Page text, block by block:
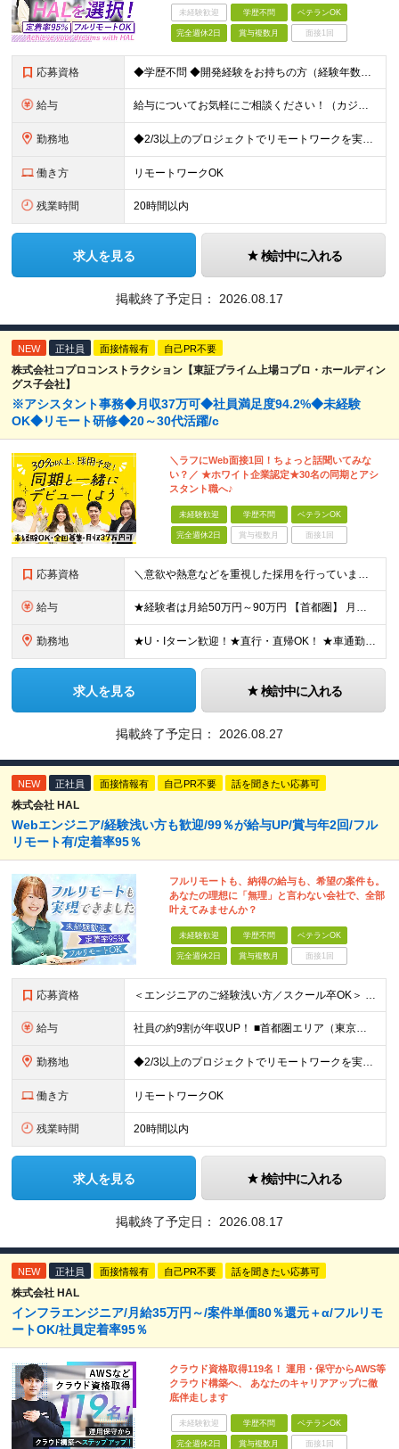
未経験歓迎 学歴不問 ベテランOK
完全週休2日 賞与複数月 面接1回
応募資格 ◆学歴不問 ◆開発経験をお持ちの方（経験年数不問） ＜こんな方は大歓迎！＞ ◎今の収入をもっと増やしたい ◎もっと上流の案件で活躍したい ◎将来のキャリアにつながる案件に携わりたい ◎自分のやりたい
給与 給与についてお気軽にご相談ください！（カジュアル面談可能） 月給35万円～＋各種手当＋賞与2回 ※固定残業代は、時間外労働の有無に関わらず40時間分を87,500円～支給 ※超過分は別途支給 ※試用
勤務地 ◆2/3以上のプロジェクトでリモートワークを実施中！ ≪自社拠点≫ ・東京本社／東京都千代田区丸の内二丁目6番1号 丸の内パークビルディング6階 ・関西支社／⼤阪府⼤阪市中央区安⼟町2-3-13 ⼤
働き方 リモートワークOK
残業時間 20時間以内
求人を見る 検討中に入れる
掲載終了予定日： 2026.08.17
NEW 正社員 面接情報有 自己PR不要
株式会社コプロコンストラクション【東証プライム上場コプロ・ホールディン
グス子会社】
※アシスタント事務◆月収37万可◆社員満足度94.2%◆未経験
OK◆リモート研修◆20～30代活躍/c
＼ラフにWeb面接1回！ちょっと話聞いてみな
い？／ ★ホワイト企業認定★30名の同期とアシ
スタント職へ♪
未経験歓迎 学歴不問 ベテランOK
完全週休2日 賞与複数月 面接1回
応募資格 ＼意欲や熱意などを重視した採用を行っています／ ●未経験・第二新卒歓迎 ●学歴・年齢・転職回数は一切不問です！ ※新卒の方もご応募可能 （待遇・募集要項等は別途ご案内いたします） ※入社時期は柔軟に対
給与 ★経験者は月給50万円～90万円 【首都圏】 月給30万1230円〜 ⇒基本22万7000円+地域6万4230円+皆勤1万円 【群馬/栃木/茨城】 月給28万1090円〜 ⇒基本23万4000円+
勤務地 ★U・Iターン歓迎！★直行・直帰OK！ ★車通勤可能のエリアもあり！★出張なしの働き方も可能 全国47都道府県の各プロジェクト（転勤なし！勤務地に対する希望も実現可能！） 「自宅から1時間以内で通え
求人を見る 検討中に入れる
掲載終了予定日： 2026.08.27
NEW 正社員 面接情報有 自己PR不要 話を聞きたい応募可
株式会社 HAL
Webエンジニア/経験浅い方も歓迎/99％が給与UP/賞与年2回/フル
リモート有/定着率95％
フルリモートも、納得の給与も、希望の案件も。
あなたの理想に「無理」と言わない会社で、全部
叶えてみませんか？
未経験歓迎 学歴不問 ベテランOK
完全週休2日 賞与複数月 面接1回
応募資格 ＜エンジニアのご経験浅い方／スクール卒OK＞ ◆学歴不問 ◆未経験OK ＜こんな方は大歓迎！＞ ◎今の収入に不満がある方 ◎新しい言語・スキルに挑戦したい方 ◎腰を据えて活躍したい方 ◎頑張りを評価
給与 社員の約9割が年収UP！ ■首都圏エリア（東京、神奈川、千葉、埼玉勤務） 月給25万円～26万円（固定残業代含む） ※固定残業代は、時間外労働の有無に関わらず17時間分を30,000円～31,200
勤務地 ◆2/3以上のプロジェクトでリモートワークを実施中！ ≪自社拠点≫ ・東京本社／東京都千代田区丸の内二丁目6番1号 丸の内パークビルディング6階 ・関西支社／⼤阪府⼤阪市中央区安⼟町2-3-13 ⼤
働き方 リモートワークOK
残業時間 20時間以内
求人を見る 検討中に入れる
掲載終了予定日： 2026.08.17
NEW 正社員 面接情報有 自己PR不要 話を聞きたい応募可
株式会社 HAL
インフラエンジニア/月給35万円～/案件単価80％還元＋α/フルリモ
ートOK/社員定着率95％
クラウド資格取得119名！ 運用・保守からAWS等
クラウド構築へ、 あなたのキャリアアップに徹
底伴走します
未経験歓迎 学歴不問 ベテランOK
完全週休2日 賞与複数月 面接1回